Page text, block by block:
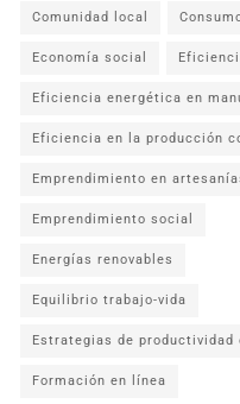
Comunidad local
Economía social
Eficiencia energética en
Eficiencia en la producción
Emprendimiento en
Emprendimiento social
Energías renovables
Equilibrio trabajo-vida
Estrategias de productividad
Formación en línea